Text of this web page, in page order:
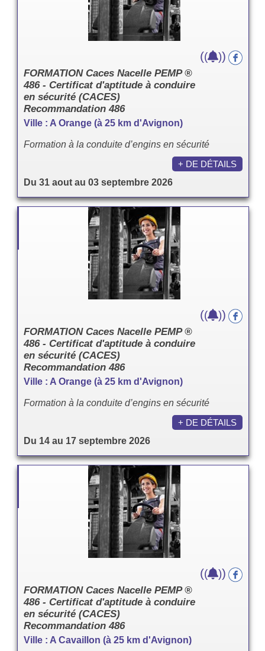
FORMATION Caces Nacelle PEMP ®
486 - Certificat d'aptitude à conduire
en sécurité (CACES)
Recommandation 486
Ville : A Orange (à 25 km d'Avignon)
Formation à la conduite d’engins en sécurité
Du 31 aout au 03 septembre 2026
(( ))
+ DE DÉTAILS
FORMATION Caces Nacelle PEMP ®
486 - Certificat d'aptitude à conduire
en sécurité (CACES)
Recommandation 486
Ville : A Orange (à 25 km d'Avignon)
Formation à la conduite d’engins en sécurité
Du 14 au 17 septembre 2026
(( ))
+ DE DÉTAILS
FORMATION Caces Nacelle PEMP ®
486 - Certificat d'aptitude à conduire
en sécurité (CACES)
Recommandation 486
Ville : A Cavaillon (à 25 km d'Avignon)
(( ))